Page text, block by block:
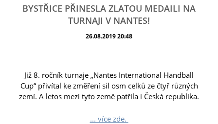
BYSTŘICE PŘINESLA ZLATOU MEDAILI NA
TURNAJI V NANTES!
26.08.2019 20:48
Již 8. ročník turnaje „Nantes International Handball
Cup“ přivítal ke změření sil osm celků ze čtyř různých
zemí. A letos mezi tyto země patřila i Česká republika.
... více zde.